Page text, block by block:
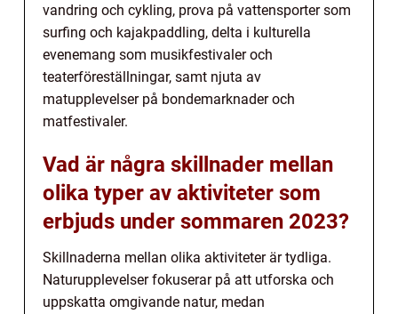
vandring och cykling, prova på vattensporter som
surfing och kajakpaddling, delta i kulturella
evenemang som musikfestivaler och
teaterföreställningar, samt njuta av
matupplevelser på bondemarknader och
matfestivaler.
Vad är några skillnader mellan
olika typer av aktiviteter som
erbjuds under sommaren 2023?
Skillnaderna mellan olika aktiviteter är tydliga.
Naturupplevelser fokuserar på att utforska och
uppskatta omgivande natur, medan